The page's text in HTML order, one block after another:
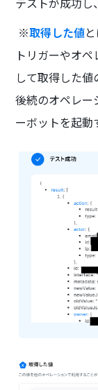
※取得した値
トリガーやオ
して取得した値
後続のオペレー
ーボットを起動